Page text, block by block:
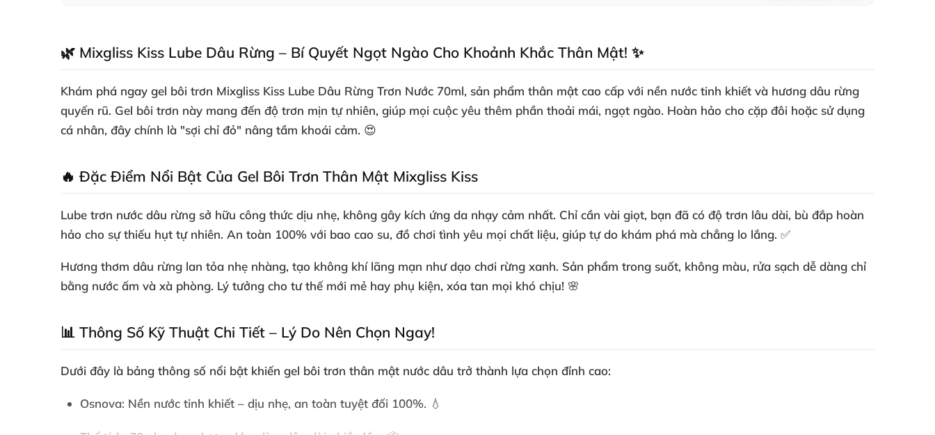
🌿 Mixgliss Kiss Lube Dâu Rừng – Bí Quyết Ngọt Ngào Cho Khoảnh Khắc Thân Mật! ✨
Khám phá ngay gel bôi trơn Mixgliss Kiss Lube Dâu Rừng Trơn Nước 70ml, sản phẩm thân mật cao cấp với nền nước tinh khiết và hương dâu rừng
quyến rũ. Gel bôi trơn này mang đến độ trơn mịn tự nhiên, giúp mọi cuộc yêu thêm phần thoải mái, ngọt ngào. Hoàn hảo cho cặp đôi hoặc sử dụng
cá nhân, đây chính là "sợi chỉ đỏ" nâng tầm khoái cảm. 😍
🔥 Đặc Điểm Nổi Bật Của Gel Bôi Trơn Thân Mật Mixgliss Kiss
Lube trơn nước dâu rừng sở hữu công thức dịu nhẹ, không gây kích ứng da nhạy cảm nhất. Chỉ cần vài giọt, bạn đã có độ trơn lâu dài, bù đắp hoàn
hảo cho sự thiếu hụt tự nhiên. An toàn 100% với bao cao su, đồ chơi tình yêu mọi chất liệu, giúp tự do khám phá mà chẳng lo lắng. ✅
Hương thơm dâu rừng lan tỏa nhẹ nhàng, tạo không khí lãng mạn như dạo chơi rừng xanh. Sản phẩm trong suốt, không màu, rửa sạch dễ dàng chỉ
bằng nước ấm và xà phòng. Lý tưởng cho tư thế mới mẻ hay phụ kiện, xóa tan mọi khó chịu! 🌸
📊 Thông Số Kỹ Thuật Chi Tiết – Lý Do Nên Chọn Ngay!
Dưới đây là bảng thông số nổi bật khiến gel bôi trơn thân mật nước dâu trở thành lựa chọn đỉnh cao:
Osnova: Nền nước tinh khiết – dịu nhẹ, an toàn tuyệt đối 100%. 💧